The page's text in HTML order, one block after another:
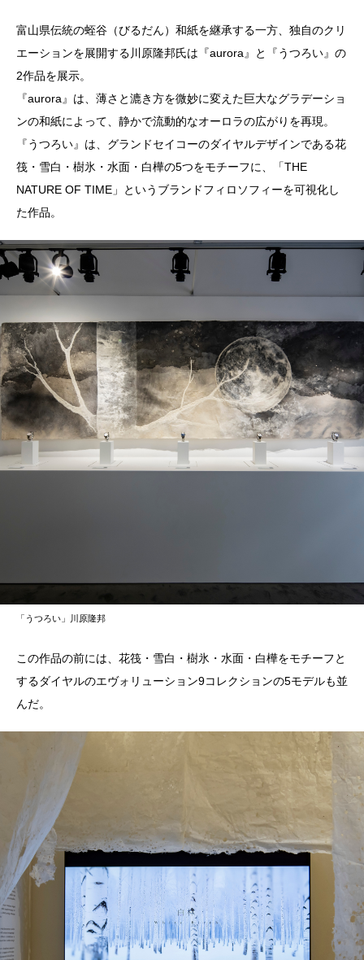
富山県伝統の蛭谷（びるだん）和紙を継承する一方、独自のクリ
エーションを展開する川原隆邦氏は『aurora』と『うつろい』の
2作品を展示。
『aurora』は、薄さと漉き方を微妙に変えた巨大なグラデーショ
ンの和紙によって、静かで流動的なオーロラの広がりを再現。
『うつろい』は、グランドセイコーのダイヤルデザインである花
筏・雪白・樹氷・水面・白樺の5つをモチーフに、「THE
NATURE OF TIME」というブランドフィロソフィーを可視化し
た作品。
「うつろい」川原隆邦
この作品の前には、花筏・雪白・樹氷・水面・白樺をモチーフと
するダイヤルのエヴォリューション9コレクションの5モデルも並
んだ。